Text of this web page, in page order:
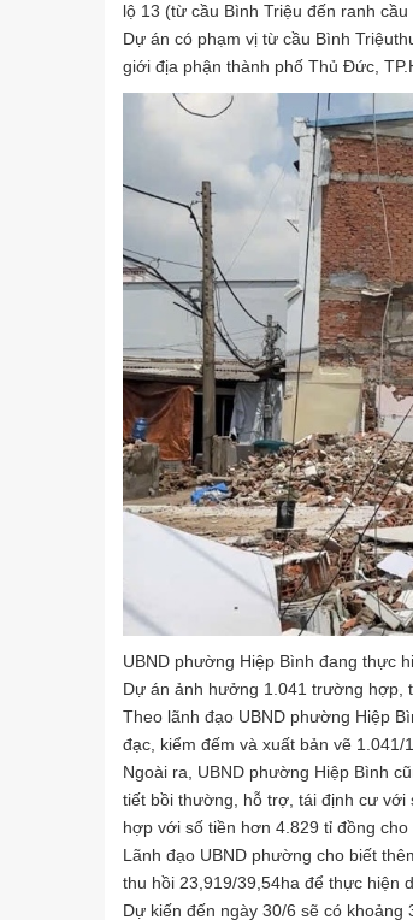
lộ 13 (từ cầu Bình Triệu đến ranh cầu
Dự án có phạm vị từ cầu Bình
giới địa phận thành phố Thủ Đức,
UBND phường Hiệp Bình đang thực
Dự án ảnh hưởng 1.041 trường hợp,
Theo lãnh đạo UBND phường Hiệp
đạc, kiểm đếm và xuất bản vẽ 1.041/
Ngoài ra, UBND phường Hiệp Bình
tiết bồi thường, hỗ trợ, tái định cư
hợp với số tiền hơn 4.829 tỉ đồng cho
Lãnh đạo UBND phường cho biết
thu hồi 23,919/39,54ha để thực hiện
Dự kiến đến ngày 30/6 sẽ có